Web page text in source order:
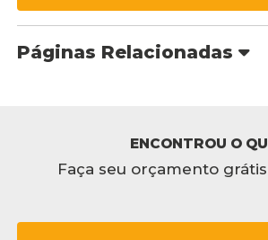
Páginas Relacionadas
ENCONTROU O
Faça seu orçamento